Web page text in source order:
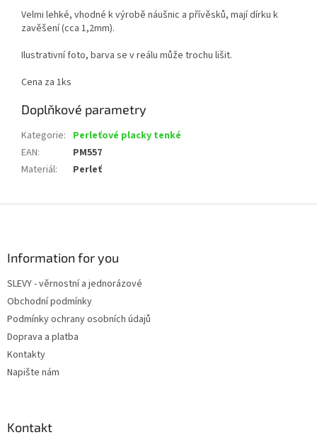
Velmi lehké, vhodné k výrobě náušnic a přívěsků, mají dírku k
zavěšení (cca 1,2mm).
Ilustrativní foto, barva se v reálu může trochu lišit.
Cena za 1ks
Doplňkové parametry
Kategorie: Perleťové placky tenké
EAN:
PM557
Materiál: Perleť
Information for you
SLEVY - věrnostní a jednorázové
Obchodní podmínky
Podmínky ochrany osobních údajů
Doprava a platba
Kontakty
Napište nám
Kontakt